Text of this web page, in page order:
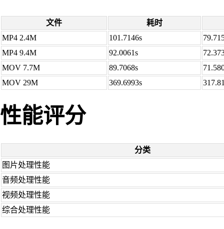
文件
耗时
MP4 2.4M
101.7146s
MP4 9.4M
92.0061s
MOV 7.7M
89.7068s
MOV 29M
369.6993s
性能评分
分类
图片处理性能
音频处理性能
视频处理性能
综合处理性能